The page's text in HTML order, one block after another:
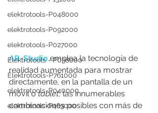
elektrotools-P048000
elektrotools-P092000
elektrotools-P027000
Elektrotools - P038000
Elektrotools-P761000
elektrotools-P040000
elektrotools-P463000
AR-Studio emplea la tecnología de
realidad aumentada para mostrar
directamente, en la pantalla de un
móvil o tablet, las innumerables
combinaciones posibles con más de